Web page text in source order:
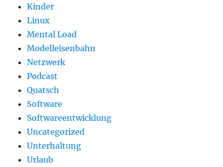
Kinder
Linux
Mental Load
Modelleisenbahn
Netzwerk
Podcast
Quatsch
Software
Softwareentwicklung
Uncategorized
Unterhaltung
Urlaub